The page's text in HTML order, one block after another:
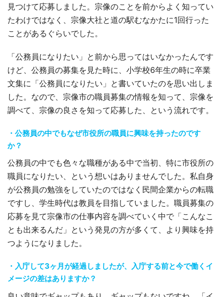
見つけて応募しました。宗像のことを前からよく知ってい
たわけではなく、宗像大社と道の駅むなかたに1回行った
ことがあるぐらいでした。
「公務員になりたい」と前から思ってはいなかったんです
けど、公務員の募集を見た時に、小学校6年生の時に卒業
文集に「公務員になりたい」と書いていたのを思い出しま
した。なので、宗像市の職員募集の情報を知って、宗像を
調べて、宗像の良さを知って応募した、という流れです。
・公務員の中でもなぜ市役所の職員に興味を持ったのです
か？
公務員の中でも色々な職種がある中で当初、特に市役所の
職員になりたい、という想いはありませんでした。私自身
が公務員の勉強をしていたのではなく民間企業からの転職
ですし、学生時代は教員を目指していました。職員募集の
応募を見て宗像市の仕事内容を調べていく中で「こんなこ
とも出来るんだ」という発見の方が多くて、より興味を持
つようになりました。
・入庁して3ヶ月が経過しましたが、入庁する前と今で働くイ
メージの差はありますか？